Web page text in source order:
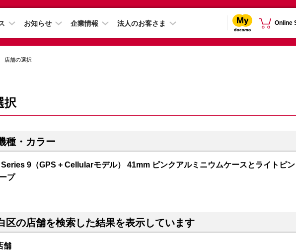
お知らせ 企業情報 法人のお客さま Online
店舗の選択
択
種・カラー
9（GPS + Cellularモデル） 41mm ピンクアルミニウムケースとライトピン
プ
区の店舗を検索した結果を表示しています
舗